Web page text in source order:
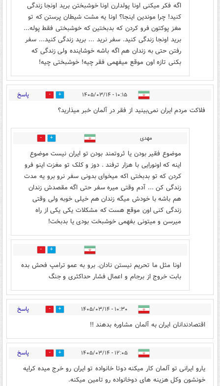
اگه فکر میکنی اونا پولدارن اونا خوشبختن برید اونجا زندگی
کنید! چرا موندین اینجا؟ اونا یه مشت شیطان پرستن که تو
مغز پوکتون فرو کردن که بدبختین که خوشبختی فقط پوله...
برید اونجا زندگی کنید. سفر نرید ... برید زندگی کنید... سفر
رفتن حتی به زندان هم اگه باشه خوشاینده ولی زندگی که
بکنی تازه اون موقع میفهمی فقر چیه! خوشبختی چیه!
۱۰:۱۵ - ۱۴۰۵/۰۳/۱۴ 6 پاسخ
فلاکت مردم ایران نمی‌بینید از فقر در آلمان خبر میذارید؟
مهدی 0
موضوع فقیر بودن یا ثروتمند بودن تو ایران نیست موضوع
اینه که اونورایی با هزار ترفند . دوز و کلک تو مغزت اینو فرو
کردن که تو بدبختی اکه میخوای بدونی سفر نرو برو یه مدت
زندگی کن ... آدم وقتی میره سفر حتی اگه مقصدش زندان
هم باشه با خودش میگه زندان هم خیلی خوبه ولی وقتی
زندگی کنی اون موقع هست که مشکلات یکی یکی از راه
میرسن و میتونی بفهمی خوشبخت بودی یا بدبخت!
0
اونا مثل ما تحریم نیستن نادان. برو به عمو ترامپ فحش بده
بابت خروج از برجام و اعمال فشار حداکثری و جنگ
۱۰:۳۰ - ۱۴۰۵/۰۳/۱۴ 6 پاسخ
اقتصادندانان ایران به آلمان مشاوره بدهند !!
۱۲:۰۵ - ۱۴۰۵/۰۳/۱۴ 0 پاسخ
یارو ایرانی تو آلمان کار میکنه دوتا خانواده تو ایران رو خرج میده کرایه
خونشون وکل هزینه های دوخانواده رو تامین میکنه.